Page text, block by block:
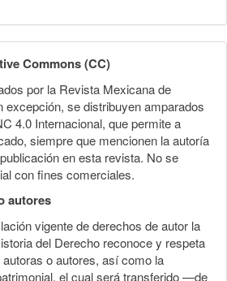
Commons (CC)
por la Revista Mexicana de
excepción, se distribuyen amparados
4.0 Internacional, que permite a
siempre que mencionen la autoría
en esta revista. No se
con fines comerciales.
autores
vigente de derechos de autor la
del Derecho reconoce y respeta
o autores, así como la
el cual será transferido —de